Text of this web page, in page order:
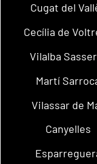
Cugat del
Cecília de
Vilalba
Martí
Vilassar de
Canyelles